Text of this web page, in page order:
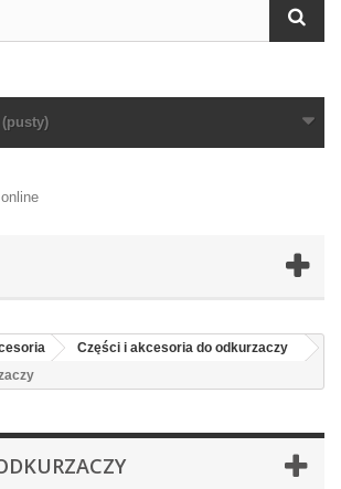
(pusty)
Części i akcesoria do odkurzaczy